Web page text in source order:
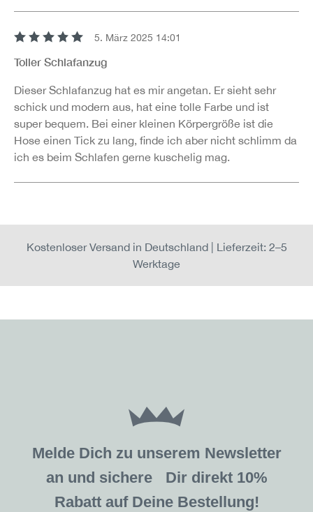
5. März 2025 14:01
Toller Schlafanzug
Dieser Schlafanzug hat es mir angetan. Er sieht sehr
schick und modern aus, hat eine tolle Farbe und ist
super bequem. Bei einer kleinen Körpergröße ist die
Hose einen Tick zu lang, finde ich aber nicht schlimm da
ich es beim Schlafen gerne kuschelig mag.
Kostenloser Versand in Deutschland | Lieferzeit: 2–5
Werktage
Melde Dich zu unserem Newsletter
an und sichere Dir direkt 10%
Rabatt auf Deine Bestellung!